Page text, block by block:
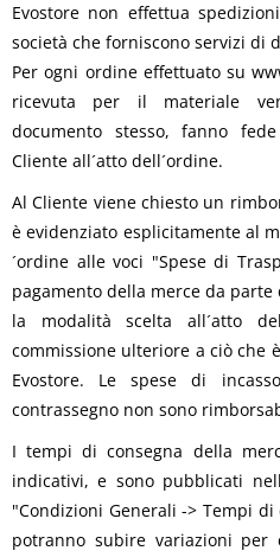
Evostore non effettua
società che forniscono servizi di
Per ogni ordine effettuato su
ricevuta per il materiale
documento stesso, fanno
Cliente all´atto dell´ordine.
Al Cliente viene chiesto un
è evidenziato esplicitamente al
´ordine alle voci "Spese di
pagamento della merce da
la modalità scelta all´atto
commissione ulteriore a ciò che
Evostore. Le spese di
contrassegno non sono
I tempi di consegna della
indicativi, e sono pubblicati
"Condizioni Generali -> Tempi
potranno subire variazioni